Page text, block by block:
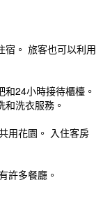
宿。 旅客也可以利用
24小時接待櫃檯。
洗衣服務。
用花園。 入住客房
許多餐廳。